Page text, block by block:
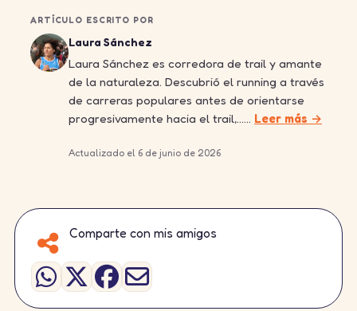
ARTÍCULO ESCRITO POR
Laura Sánchez
Laura Sánchez es corredora de trail y amante
de la naturaleza. Descubrió el running a través
de carreras populares antes de orientarse
progresivamente hacia el trail,…… Leer más →
Actualizado el 6 de junio de 2026
Comparte con mis amigos